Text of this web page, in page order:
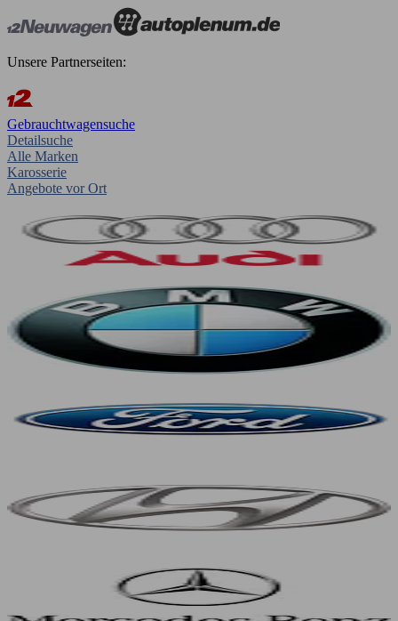
Unsere Partnerseiten:
Gebrauchtwagensuche
Detailsuche
Alle Marken
Karosserie
Angebote vor Ort